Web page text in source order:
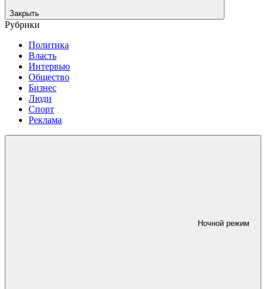
Закрыть
Рубрики
Политика
Власть
Интервью
Общество
Бизнес
Люди
Спорт
Реклама
Ночной режим